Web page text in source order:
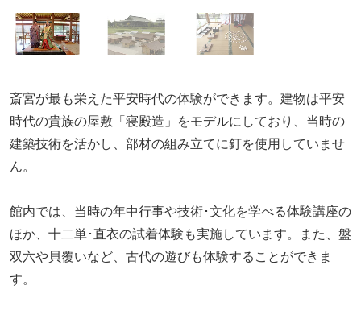
斎宮が最も栄えた平安時代の体験ができます。建物は平安
時代の貴族の屋敷「寝殿造」をモデルにしており、当時の
建築技術を活かし、部材の組み立てに釘を使用していませ
ん。
館内では、当時の年中行事や技術･文化を学べる体験講座の
ほか、十二単･直衣の試着体験も実施しています。また、盤
双六や貝覆いなど、古代の遊びも体験することができま
す。